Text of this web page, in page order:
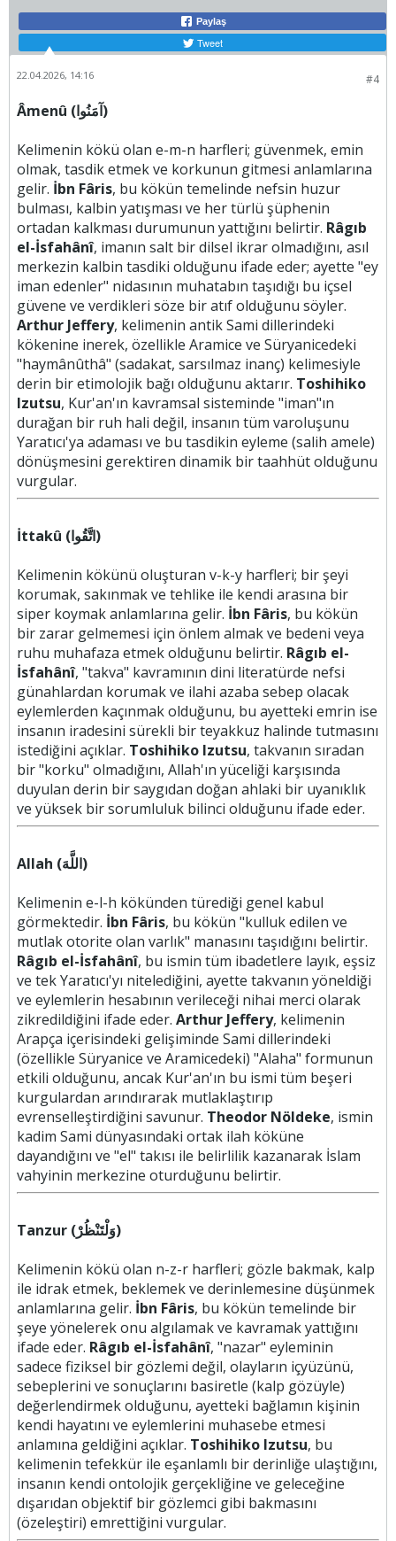
Paylaş
Tweet
#4
22.04.2026, 14:16
Âmenû (آمَنُوا)
Kelimenin kökü olan e-m-n harfleri; güvenmek, emin
olmak, tasdik etmek ve korkunun gitmesi anlamlarına
gelir. İbn Fâris, bu kökün temelinde nefsin huzur
bulması, kalbin yatışması ve her türlü şüphenin
ortadan kalkması durumunun yattığını belirtir. Râgıb
el-İsfahânî, imanın salt bir dilsel ikrar olmadığını, asıl
merkezin kalbin tasdiki olduğunu ifade eder; ayette "ey
iman edenler" nidasının muhatabın taşıdığı bu içsel
güvene ve verdikleri söze bir atıf olduğunu söyler.
Arthur Jeffery, kelimenin antik Sami dillerindeki
kökenine inerek, özellikle Aramice ve Süryanicedeki
"haymânûthâ" (sadakat, sarsılmaz inanç) kelimesiyle
derin bir etimolojik bağı olduğunu aktarır. Toshihiko
Izutsu, Kur'an'ın kavramsal sisteminde "iman"ın
durağan bir ruh hali değil, insanın tüm varoluşunu
Yaratıcı'ya adaması ve bu tasdikin eyleme (salih amele)
dönüşmesini gerektiren dinamik bir taahhüt olduğunu
vurgular.
İttakû (اتَّقُوا)
Kelimenin kökünü oluşturan v-k-y harfleri; bir şeyi
korumak, sakınmak ve tehlike ile kendi arasına bir
siper koymak anlamlarına gelir. İbn Fâris, bu kökün
bir zarar gelmemesi için önlem almak ve bedeni veya
ruhu muhafaza etmek olduğunu belirtir. Râgıb el-
İsfahânî, "takva" kavramının dini literatürde nefsi
günahlardan korumak ve ilahi azaba sebep olacak
eylemlerden kaçınmak olduğunu, bu ayetteki emrin ise
insanın iradesini sürekli bir teyakkuz halinde tutmasını
istediğini açıklar. Toshihiko Izutsu, takvanın sıradan
bir "korku" olmadığını, Allah'ın yüceliği karşısında
duyulan derin bir saygıdan doğan ahlaki bir uyanıklık
ve yüksek bir sorumluluk bilinci olduğunu ifade eder.
Allah (اللَّهَ)
Kelimenin e-l-h kökünden türediği genel kabul
görmektedir. İbn Fâris, bu kökün "kulluk edilen ve
mutlak otorite olan varlık" manasını taşıdığını belirtir.
Râgıb el-İsfahânî, bu ismin tüm ibadetlere layık, eşsiz
ve tek Yaratıcı'yı nitelediğini, ayette takvanın yöneldiği
ve eylemlerin hesabının verileceği nihai merci olarak
zikredildiğini ifade eder. Arthur Jeffery, kelimenin
Arapça içerisindeki gelişiminde Sami dillerindeki
(özellikle Süryanice ve Aramicedeki) "Alaha" formunun
etkili olduğunu, ancak Kur'an'ın bu ismi tüm beşeri
kurgulardan arındırarak mutlaklaştırıp
evrenselleştirdiğini savunur. Theodor Nöldeke, ismin
kadim Sami dünyasındaki ortak ilah köküne
dayandığını ve "el" takısı ile belirlilik kazanarak İslam
vahyinin merkezine oturduğunu belirtir.
Tanzur (وَلْتَنْظُرْ)
Kelimenin kökü olan n-z-r harfleri; gözle bakmak, kalp
ile idrak etmek, beklemek ve derinlemesine düşünmek
anlamlarına gelir. İbn Fâris, bu kökün temelinde bir
şeye yönelerek onu algılamak ve kavramak yattığını
ifade eder. Râgıb el-İsfahânî, "nazar" eyleminin
sadece fiziksel bir gözlemi değil, olayların içyüzünü,
sebeplerini ve sonuçlarını basiretle (kalp gözüyle)
değerlendirmek olduğunu, ayetteki bağlamın kişinin
kendi hayatını ve eylemlerini muhasebe etmesi
anlamına geldiğini açıklar. Toshihiko Izutsu, bu
kelimenin tefekkür ile eşanlamlı bir derinliğe ulaştığını,
insanın kendi ontolojik gerçekliğine ve geleceğine
dışarıdan objektif bir gözlemci gibi bakmasını
(özeleştiri) emrettiğini vurgular.